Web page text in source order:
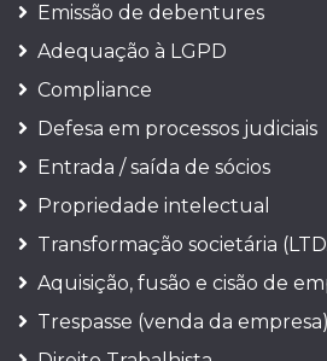
Emissão de debentures
Adequação à LGPD
Compliance
Defesa em processos judiciais
Entrada / saída de sócios
Propriedade intelectual
Transformação societária
Aquisição, fusão e cisão de
Trespasse (venda da empresa)